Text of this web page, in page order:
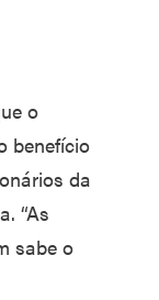
o
benefício
da
“As
sabe o